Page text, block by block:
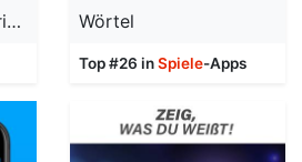
Castle Duels: PvP-Krieg! Wörtel
Top #26 inSpiele-Apps